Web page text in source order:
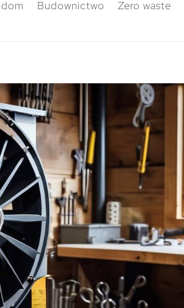
Budownictwo Zero waste